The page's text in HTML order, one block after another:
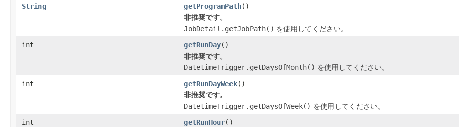
String
getProgramPath()
非推奨です。
JobDetail.getJobPath() を使用してください。
int
getRunDay()
非推奨です。
DatetimeTrigger.getDaysOfMonth() を使用してください。
int
getRunDayWeek()
非推奨です。
DatetimeTrigger.getDaysOfWeek() を使用してください。
int
getRunHour()